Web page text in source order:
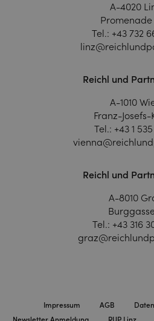
A-4020
Promenade
Tel.: +43 732
Reichl und
A-1010
Franz-Josefs-
Tel.: +43 1
Reichl und
A-8010
Tel.: +43 316
Impressum AGB